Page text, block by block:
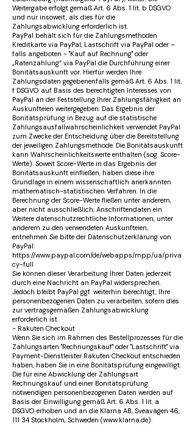
Weitergabe erfolgt gemäß Art. 6 Abs. 1 lit. b DSGVO
und nur insoweit, als dies für die
Zahlungsabwicklung erforderlich ist.
PayPal behält sich für die Zahlungsmethoden
Kreditkarte via PayPal, Lastschrift via PayPal oder –
falls angeboten - "Kauf auf Rechnung" oder
„Ratenzahlung“ via PayPal die Durchführung einer
Bonitätsauskunft vor. Hierfür werden Ihre
Zahlungsdaten gegebenenfalls gemäß Art. 6 Abs. 1 lit.
f DSGVO auf Basis des berechtigten Interesses von
PayPal an der Feststellung Ihrer Zahlungsfähigkeit an
Auskunfteien weitergegeben. Das Ergebnis der
Bonitätsprüfung in Bezug auf die statistische
Zahlungsausfallwahrscheinlichkeit verwendet PayPal
zum Zwecke der Entscheidung über die Bereitstellung
der jeweiligen Zahlungsmethode. Die Bonitätsauskunft
kann Wahrscheinlichkeitswerte enthalten (sog. Score-
Werte). Soweit Score-Werte in das Ergebnis der
Bonitätsauskunft einfließen, haben diese ihre
Grundlage in einem wissenschaftlich anerkannten
mathematisch-statistischen Verfahren. In die
Berechnung der Score-Werte fließen unter anderem,
aber nicht ausschließlich, Anschriftendaten ein.
Weitere datenschutzrechtliche Informationen, unter
anderem zu den verwendeten Auskunfteien,
entnehmen Sie bitte der Datenschutzerklärung von
PayPal:
https://www.paypal.com/de/webapps/mpp/ua/priva
cy-full
Sie können dieser Verarbeitung Ihrer Daten jederzeit
durch eine Nachricht an PayPal widersprechen.
Jedoch bleibt PayPal ggf. weiterhin berechtigt, Ihre
personenbezogenen Daten zu verarbeiten, sofern dies
zur vertragsgemäßen Zahlungsabwicklung
erforderlich ist.
- Rakuten Checkout
Wenn Sie sich im Rahmen des Bestellprozesses für die
Zahlungsarten "Rechnungskauf" oder "Lastschrift" via
Payment-Dienstleister Rakuten Checkout entschieden
haben, haben Sie in eine Bonitätsprüfung eingewilligt.
Die für eine Abwicklung der Zahlungsart
Rechnungskauf und einer Bonitätsprüfung
notwendigen personenbezogenen Daten werden auf
Basis der Einwilligung gemäß Art. 6 Abs. 1 lit. a
DSGVO erhoben und an die Klarna AB, Sveavägen 46,
111 34 Stockholm, Schweden (www.klarna.de)